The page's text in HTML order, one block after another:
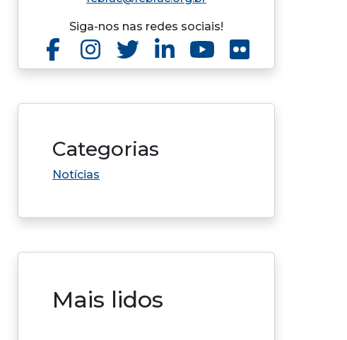
Siga-nos nas redes sociais!
Categorias
Notícias
Mais lidos